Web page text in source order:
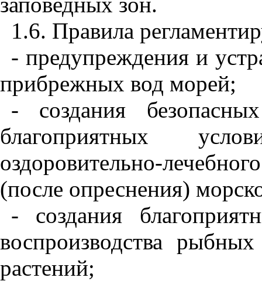
1.6. Правила регламен
- предупреждения и устр
прибрежных вод морей;
- создания
благоприятных
оздоровительно-лечебно
(после опреснения)
- создания
воспроизводства
растений;